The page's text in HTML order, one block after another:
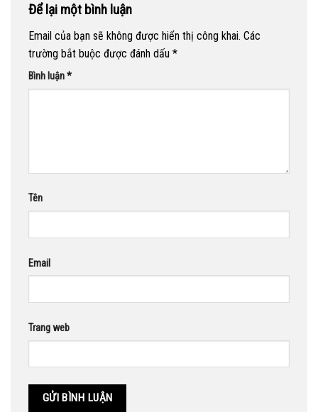
Để lại một bình luận
Email của bạn sẽ không được hiển thị công khai. Các
trường bắt buộc được đánh dấu *
Bình luận*
Tên
Email
Trang web